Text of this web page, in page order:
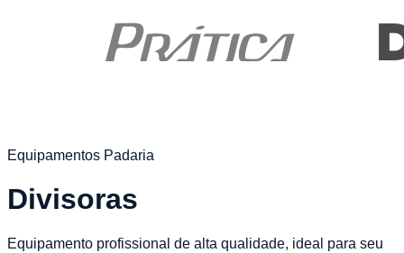
Equipamentos Padaria
Divisoras
Equipamento profissional de alta qualidade, ideal para seu